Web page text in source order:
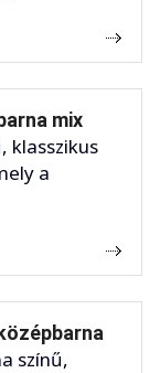
mix
klasszikus
a
színű,